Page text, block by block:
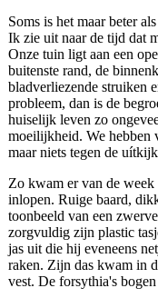
Soms is het maar beter
Ik zie uit naar de tijd dat
Onze tuin ligt aan een
buitenste rand, de
bladverliezende struiken
probleem, dan is de
huiselijk leven zo
moeilijkheid. We hebben
maar niets tegen de
Zo kwam er van de week
inlopen. Ruige baard,
toonbeeld van een
zorgvuldig zijn plastic
jas uit die hij eveneens
raken. Zijn das kwam in
vest. De forsythia's